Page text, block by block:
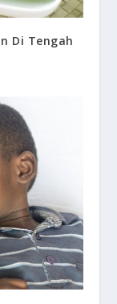
Di Tengah